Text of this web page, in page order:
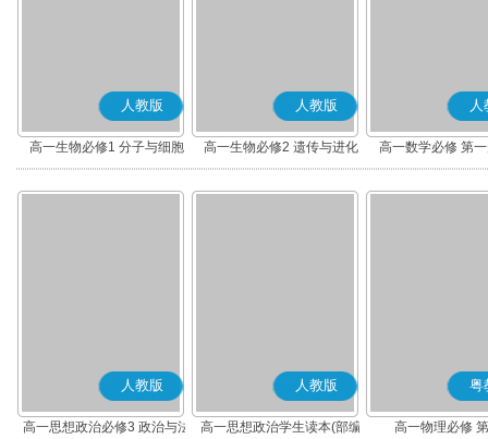
人教版
高一生物必修1 分子与细胞
人教版
高一生物必修2 遗传与进化
人
高一数学必修 第
人教版
高一思想政治必修3 政治与法
人教版
高一思想政治学生读本(部编
粤
高一物理必修